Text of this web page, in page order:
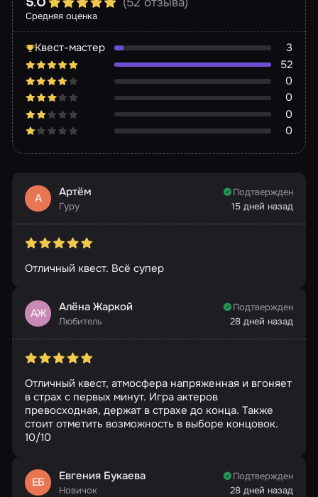
Средняя оценка
5.0
Квест-мастер
3
52
0
0
0
0
А Артём
Гуру
Подтвержден
15 дней назад
Отличный квест. Всё супер
АЖ Алёна Жаркой
Любитель
Подтвержден
28 дней назад
Отличный квест, атмосфера напряженная и вгоняет
в страх с первых минут. Игра актеров
превосходная, держат в страхе до конца. Также
стоит отметить возможность в выборе концовок.
10/10
ЕБ Евгения Букаева
Новичок
Подтвержден
28 дней назад